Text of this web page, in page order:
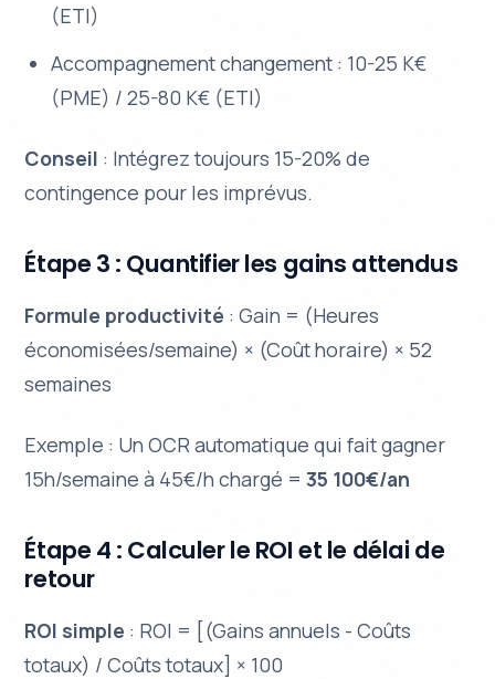
(ETI)
Accompagnement changement : 10-25 K€
(PME) / 25-80 K€ (ETI)
Conseil : Intégrez toujours 15-20% de
contingence pour les imprévus.
Étape 3 : Quantifier les gains attendus
Formule productivité : Gain = (Heures
économisées/semaine) × (Coût horaire) × 52
semaines
Exemple : Un OCR automatique qui fait gagner
15h/semaine à 45€/h chargé =35 100€/an
Étape 4 : Calculer le ROI et le délai de
retour
ROI simple : ROI = [(Gains annuels - Coûts
totaux) / Coûts totaux] × 100